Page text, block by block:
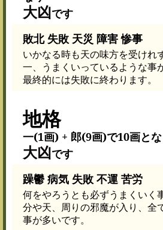
大凶です
敗北 失敗 天災 障害 惨事
いかなる時も天の味方を受けれ
一、うまくいっているような事
最終的には失敗に終わります。
地格
一(1画) + 郎(9画)で10画とな
大凶です
躁鬱 病気 失敗 不運 苦労
何をやろうとも必ずうまくいく
分や天、周りの邪魔が入り、全
事が多いです。